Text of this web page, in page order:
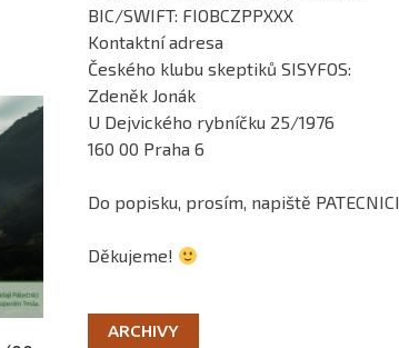
BIC/SWIFT: FIOBCZPPXXX
Kontaktní adresa
Českého klubu skeptiků SISYFOS:
Zdeněk Jonák
U Dejvického rybníčku 25/1976
160 00 Praha 6
Do popisku, prosím, napiště PATECNICI
Děkujeme!
ARCHIVY